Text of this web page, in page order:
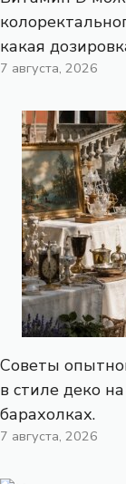
какая
7 августа, 2026
Советы
в стиле деко
барахолках.
7 августа, 2026